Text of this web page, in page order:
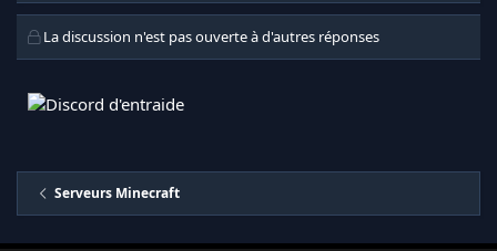
c
t
s
La discussion n'est pas ouverte à d'autres réponses
Serveurs Minecraft